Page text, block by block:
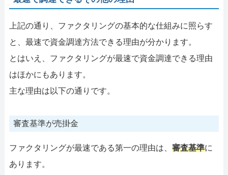
上記の通り、ファクタリングの基本的な仕組みに照らす
と、最速で資金調達方法できる理由が分かります。
とはいえ、ファクタリングが最速で資金調達できる理由
はほかにもあります。
主な理由は以下の通りです。
審査基準が売掛金
ファクタリングが最速である第一の理由は、 審査基準に
あります。